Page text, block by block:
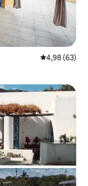
Gemiddelde
4,98 (63)